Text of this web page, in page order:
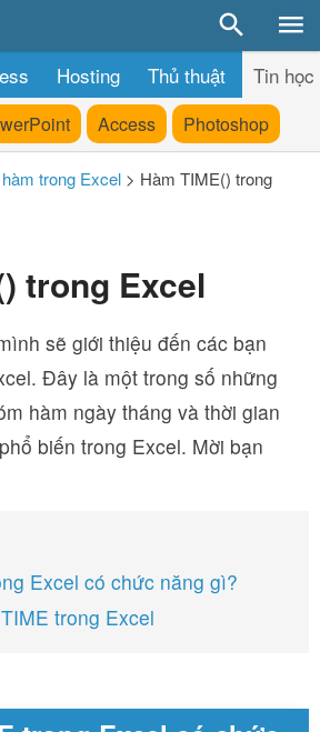
Hosting Thủ thuật Tin học
Access Photoshop
trong Excel > Hàm TIME() trong
trong Excel
sẽ giới thiệu đến các bạn
Đây là một trong số những
hàm ngày tháng và thời gian
biến trong Excel. Mời bạn
Excel có chức năng gì?
trong Excel